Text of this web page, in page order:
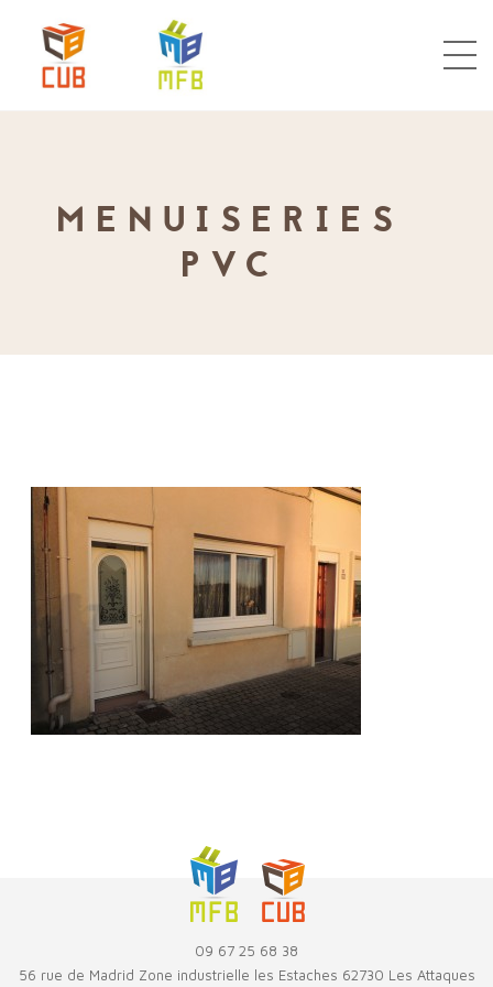
MENUISERIES
PVC
09 67 25 68 38
56 rue de Madrid Zone industrielle les Estaches 62730 Les Attaques